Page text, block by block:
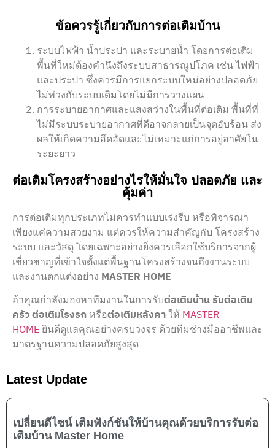
ข้อควรรู้เกี่ยวกับการต่อเติมบ้าน
ระบบไฟฟ้า น้ำประปา และระบายน้ำ โดยการต่อเติม
พื้นที่ใหม่ต้องคำนึงถึงระบบสาธารณูปโภค เช่น ไฟฟ้า
และประปา ซึ่งควรมีการแยกระบบใหม่อย่างปลอดภัย
ไม่พ่วงกับระบบเดิมโดยไม่มีการวางแผน
การระบายอากาศและแสงสว่างในพื้นที่ต่อเติม พื้นที่ที่
ไม่มีระบบระบายอากาศที่ดีอาจกลายเป็นจุดอับร้อน ส่ง
ผลให้เกิดความอึดอัดและไม่เหมาะแก่การอยู่อาศัยใน
ระยะยาว
ต่อเติมโครงสร้างอย่างไรให้มั่นใจ ปลอดภัย และ
คุ้มค่า
การต่อเติมทุกประเภทไม่ควรทำแบบเร่งรีบ หรือพิจารณา
เพียงแค่ความสวยงาม แต่ควรให้ความสำคัญกับ โครงสร้าง
ระบบ และวัสดุ โดยเฉพาะอย่างยิ่งควรเลือกใช้บริการจากผู้
เชี่ยวชาญที่เข้าใจตั้งแต่พื้นฐานโครงสร้างจนถึงงานระบบ
และงานตกแต่งอย่าง MASTER HOME
ถ้าคุณกำลังมองหาทีมงานในการรับต่อเติมบ้านรับต่อเติม
ครัวต่อเติมโรงรถหรือต่อเติมหลังคาให้ MASTER
HOMEยินดีดูแลคุณอย่างครบวงจร ด้วยทีมช่างมืออาชีพและ
มาตรฐานความปลอดภัยสูงสุด
Latest Update
เปลี่ยนดีไซน์ เติมฟังก์ชันให้บ้านคุณด้วยบริการรับต่อ
เติมบ้าน Master Home